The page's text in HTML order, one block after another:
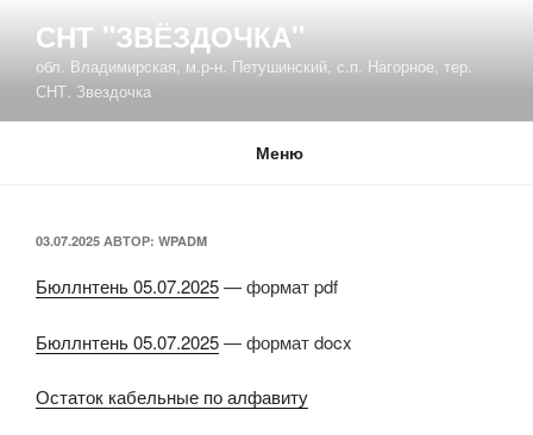
содержимому
СНТ "ЗВЁЗДОЧКА"
обл. Владимирская, м.р-н. Петушинский, с.п. Нагорное, тер.
СНТ. Звездочка
Меню
ОПУБЛИКОВАНО
03.07.2025 АВТОР: WPADM
Бюллнтень 05.07.2025— формат pdf
Бюллнтень 05.07.2025— формат docx
Остаток кабельные по алфавиту